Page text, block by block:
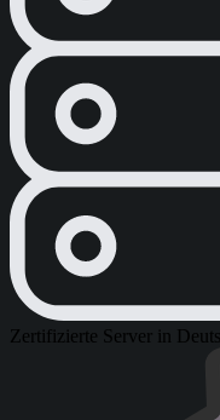
Zertifizierte Server in